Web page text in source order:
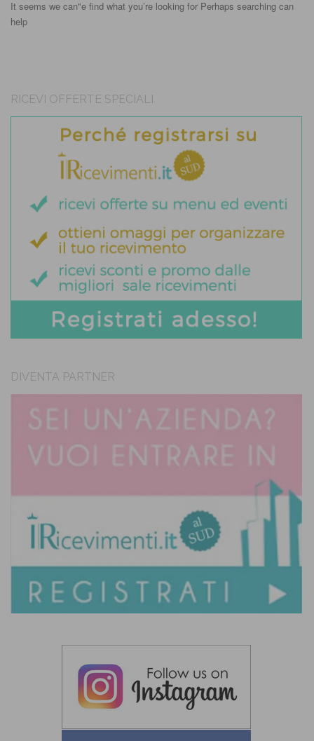
It seems we can"e find what you’re looking for Perhaps searching can
help
RICEVI OFFERTE SPECIALI
DIVENTA PARTNER